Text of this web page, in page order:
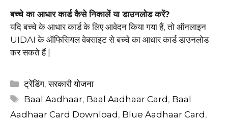
बच्चे का आधार कार्ड कैसे निकालें या डाउनलोड करें?
यदि बच्चे के आधार कार्ड के लिए आवेदन किया गया हैं, तो ऑनलाइन
UIDAI के ऑफिसियल वेबसाइट से बच्चे का आधार कार्ड डाउनलोड
कर सकते हैं |
Categories
ट्रेंडिंग,सरकारी योजना
Tags
Baal Aadhaar, Baal Aadhaar Card, Baal
Aadhaar Card Download, Blue Aadhaar Card,